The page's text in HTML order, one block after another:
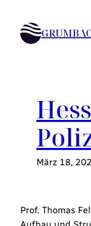
Inhalt
springen
März 18,
Prof. Thomas